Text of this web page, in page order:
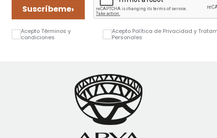
Suscríbeme›
Acepto Términos y
condiciones
Acepto Política de Privacidad y
Personales